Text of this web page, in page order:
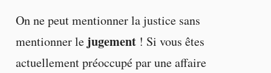
On ne peut mentionner la justice sans
mentionner le jugement! Si vous êtes
actuellement préoccupé par une affaire